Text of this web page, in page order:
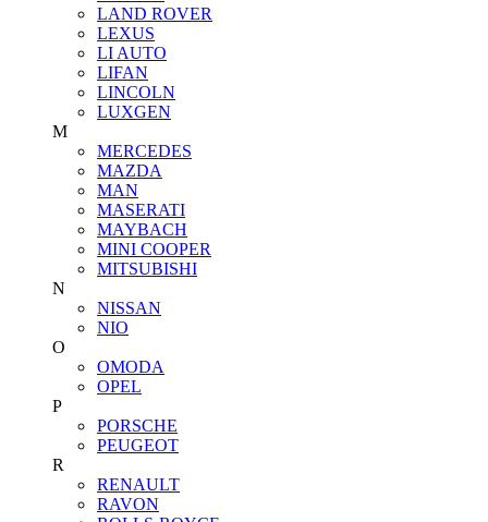
LAND ROVER
LEXUS
LI AUTO
LIFAN
LINCOLN
LUXGEN
M
MERCEDES
MAZDA
MAN
MASERATI
MAYBACH
MINI COOPER
MITSUBISHI
N
NISSAN
NIO
O
OMODA
OPEL
P
PORSCHE
PEUGEOT
R
RENAULT
RAVON